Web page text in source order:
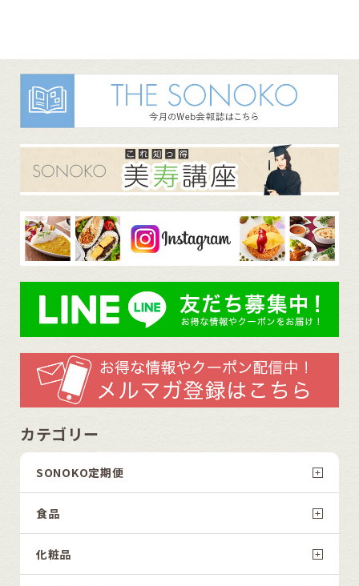
カテゴリー
SONOKO定期便
食品
化粧品